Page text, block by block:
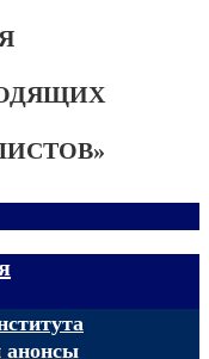
анонсы